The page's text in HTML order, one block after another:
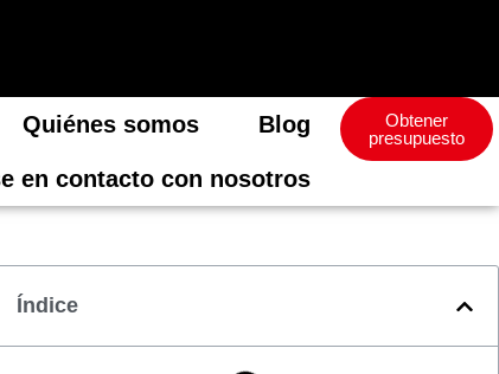
Quiénes somos Blog
en contacto con nosotros
Obtener
presupuesto
Índice